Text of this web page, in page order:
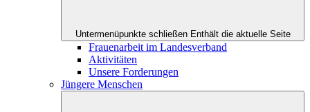
Untermenüpunkte schließen Enthält die aktuelle Seite
Frauenarbeit im Landesverband
Aktivitäten
Unsere Forderungen
Jüngere Menschen